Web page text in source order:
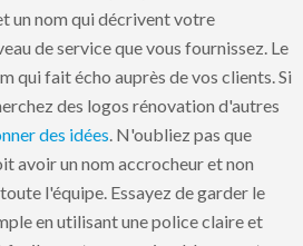
un nom qui décrivent votre
de service que vous fournissez. Le
qui fait écho auprès de vos clients. Si
des logos rénovation d'autres
des idées . N'oubliez pas que
avoir un nom accrocheur et non
l'équipe. Essayez de garder le
en utilisant une police claire et